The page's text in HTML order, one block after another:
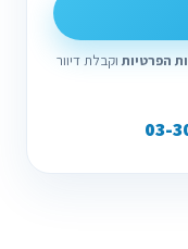
הפרטיות וקבלת דיוור
03-